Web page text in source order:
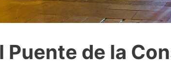
Puente de la